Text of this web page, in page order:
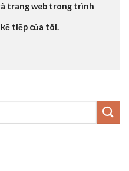
trang web trong trình
tiếp của tôi.